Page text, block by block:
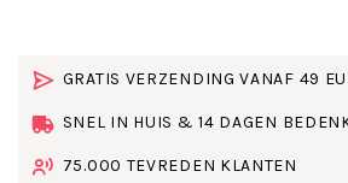
GRATIS VERZENDING VANAF 49
SNEL IN HUIS & 14 DAGEN
75.000 TEVREDEN KLANTEN